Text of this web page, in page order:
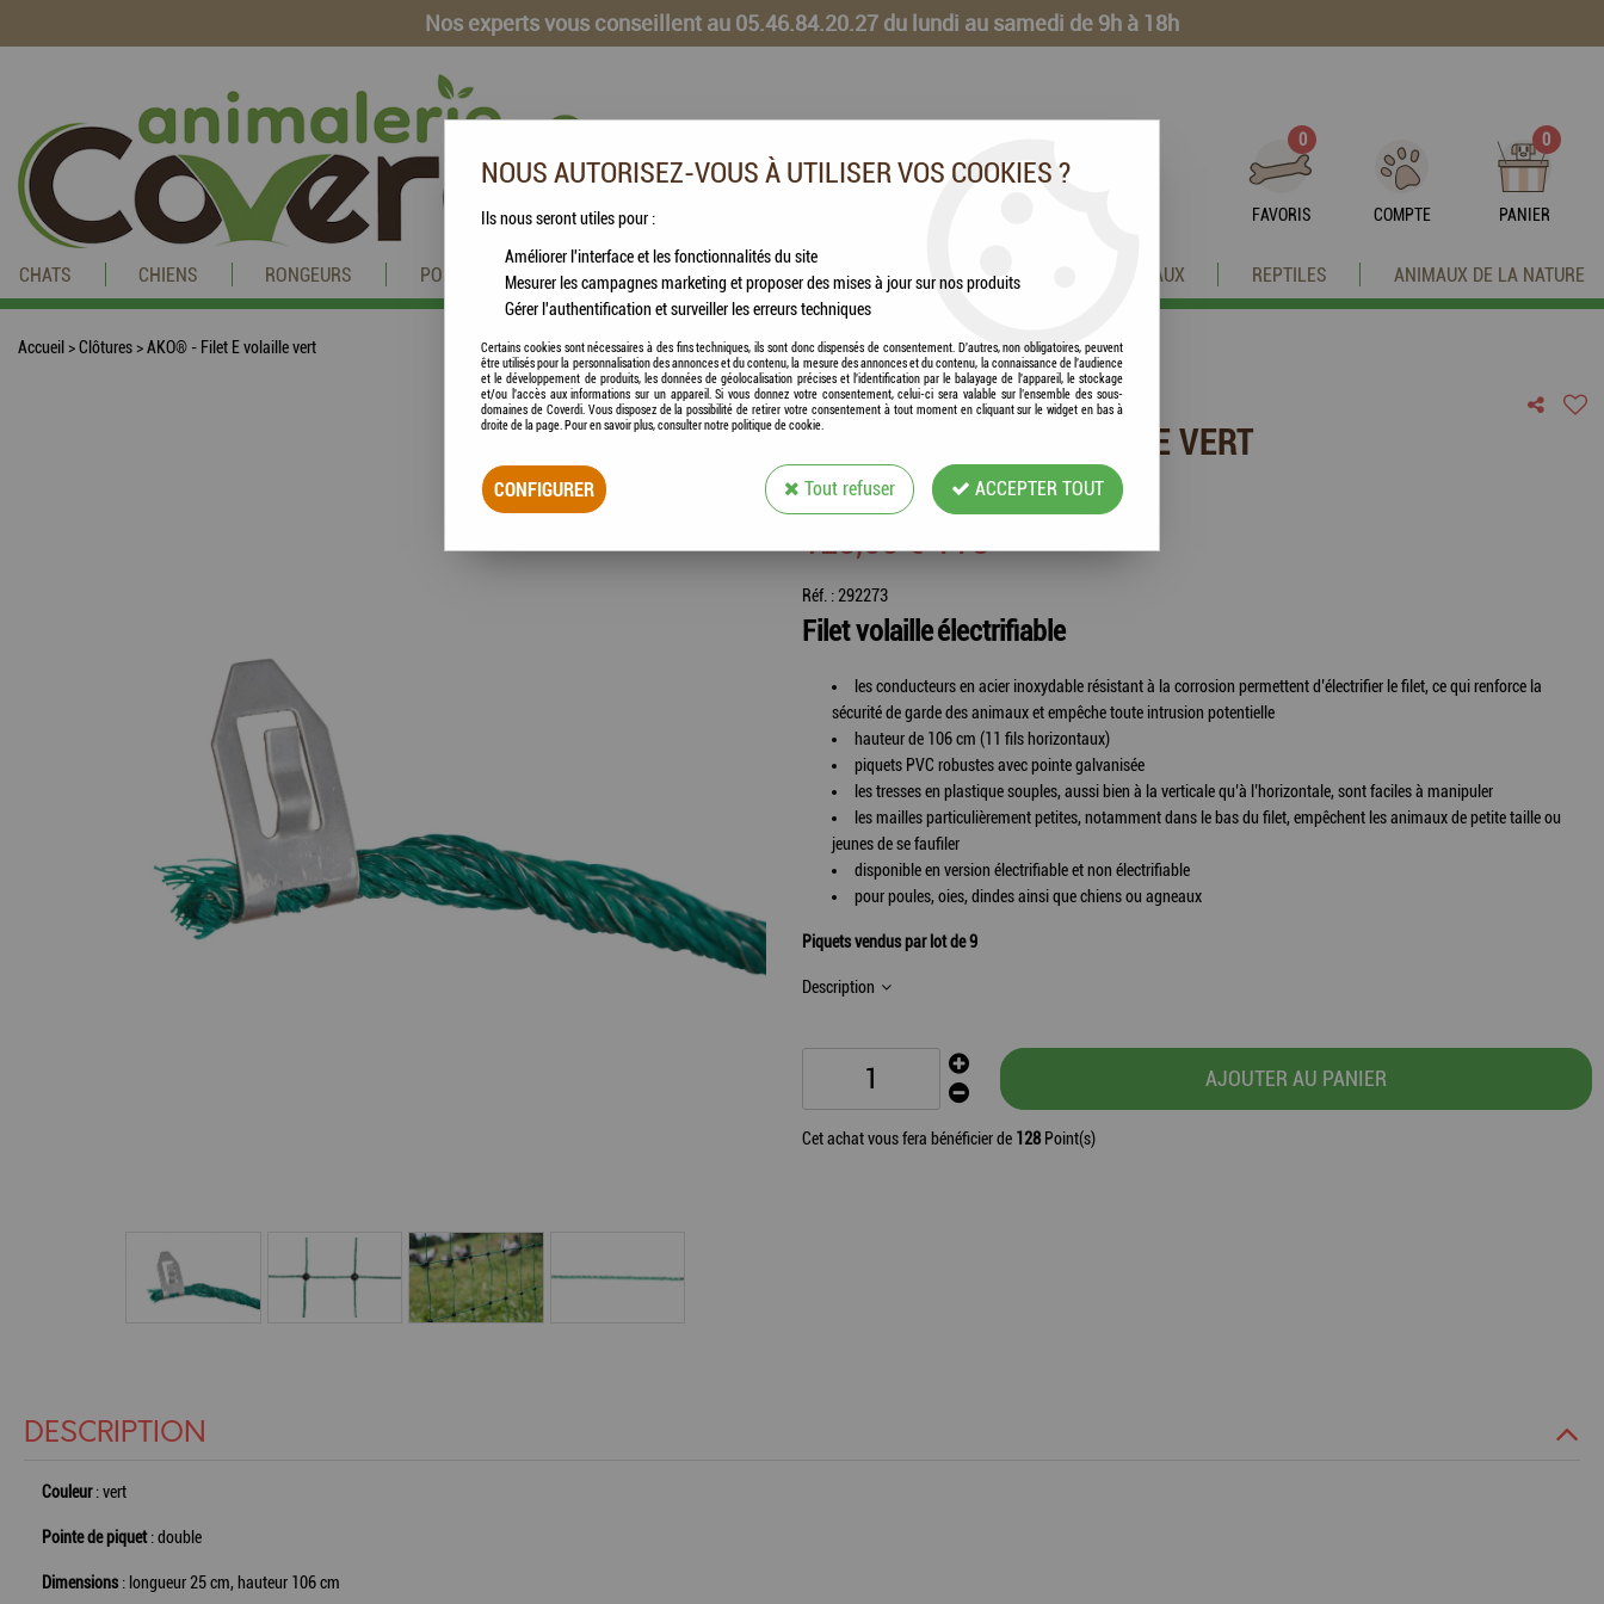
Nos experts vous conseillent au 05.46.84.20.27 du lundi au samedi de 9h à 18h
0
FAVORIS COMPTE
0
PANIER
CHATS CHIENS RONGEURS POISSONS CHEVAUX VOLAILLES ANIMAUX DE LA FERME OISEAUX REPTILES ANIMAUX DE LA NATURE
Accueil >Clôtures>AKO® - Filet E volaille vert
AKO®
AKO® - FILET E VOLAILLE VERT
Soyez le premier à donner votre avis !
128,55 €TTC
Réf. :292273
Filet volailleélectrifiable
les conducteurs en acier inoxydable résistant à la corrosion permettent d’électrifier le filet, ce qui renforce la
sécurité de garde des animaux et empêche toute intrusion potentielle
hauteur de 106 cm (11 fils horizontaux)
piquets PVC robustes avec pointe galvanisée
les tresses en plastique souples, aussi bien à la verticale qu’à l’horizontale, sont faciles à manipuler
les mailles particulièrement petites, notamment dans le bas du filet, empêchent les animaux de petite taille ou
jeunes de se faufiler
disponible en version électrifiable et non électrifiable
pour poules, oies, dindes ainsi que chiens ou agneaux
Piquets vendus par lot de 9
Description
AJOUTER AU PANIER
Cet achat vous fera bénéficier de 128 Point(s)
DESCRIPTION
Couleur: vert
Pointe de piquet: double
Dimensions: longueur 25 cm, hauteur 106 cm
NOUS AUTORISEZ-VOUS À UTILISER VOS COOKIES ?
Ils nous seront utiles pour :
Améliorer l'interface et les fonctionnalités du site
Mesurer les campagnes marketing et proposer des mises à jour sur nos produits
Gérer l'authentification et surveiller les erreurs techniques
Certains cookies sont nécessaires à des fins techniques, ils sont donc dispensés de consentement. D'autres, non obligatoires, peuvent
être utilisés pour la personnalisation des annonces et du contenu, la mesure des annonces et du contenu, la connaissance de l'audience
et le développement de produits, les données de géolocalisation précises et l'identification par le balayage de l'appareil, le stockage
et/ou l'accès aux informations sur un appareil. Si vous donnez votre consentement, celui-ci sera valable sur l’ensemble des sous-
domaines de Coverdi. Vous disposez de la possibilité de retirer votre consentement à tout moment en cliquant sur le widget en bas à
droite de la page. Pour en savoir plus, consulter notre politique de cookie.
CONFIGURER Tout refuser ACCEPTER TOUT